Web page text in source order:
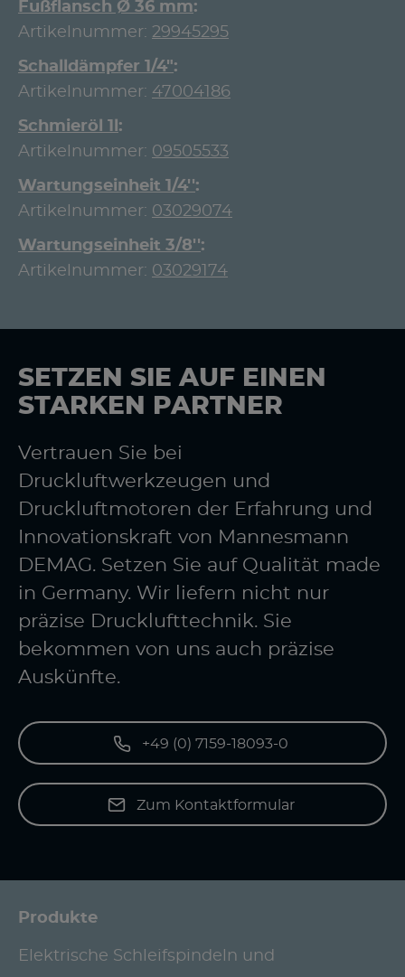
Fußflansch Ø 36 mm
Artikelnummer: 29945295
Schalldämpfer 1/4"
Artikelnummer: 47004186
Schmieröl 1l
Artikelnummer: 09505533
Wartungseinheit 1/4''
Artikelnummer: 03029074
Wartungseinheit 3/8''
Artikelnummer: 03029174
SETZEN SIE AUF EINEN
STARKEN PARTNER
Vertrauen Sie bei
Druckluftwerkzeugen und
Druckluftmotoren der Erfahrung und
Innovationskraft von Mannesmann
DEMAG. Setzen Sie auf Qualität made
in Germany. Wir liefern nicht nur
präzise Drucklufttechnik. Sie
bekommen von uns auch präzise
Auskünfte.
+49 (0) 7159-18093-0
Zum Kontaktformular
Produkte
Elektrische Schleifspindeln und